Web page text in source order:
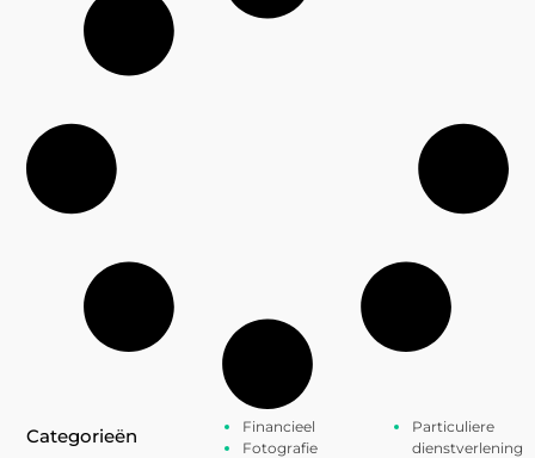
Categorieën
Financieel
Fotografie
Particuliere
dienstverlening